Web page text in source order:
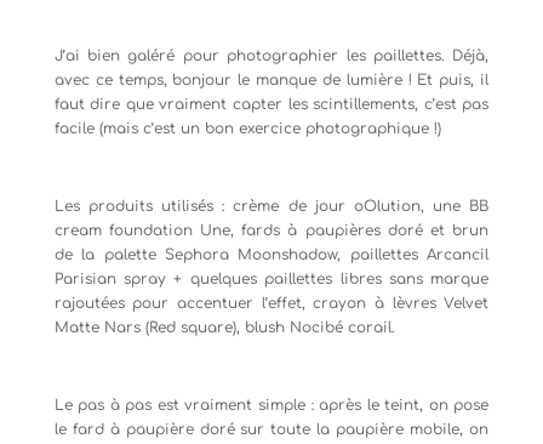
J’ai bien galéré pour photographier les paillettes. Déjà,
avec ce temps, bonjour le manque de lumière ! Et puis, il
faut dire que vraiment capter les scintillements, c’est pas
facile (mais c’est un bon exercice photographique !)
Les produits utilisés : crème de jour oOlution, une BB
cream foundation Une, fards à paupières doré et brun
de la palette Sephora Moonshadow, paillettes Arcancil
Parisian spray + quelques paillettes libres sans marque
rajoutées pour accentuer l’effet, crayon à lèvres Velvet
Matte Nars (Red square), blush Nocibé corail.
Le pas à pas est vraiment simple : après le teint, on pose
le fard à paupière doré sur toute la paupière mobile, on